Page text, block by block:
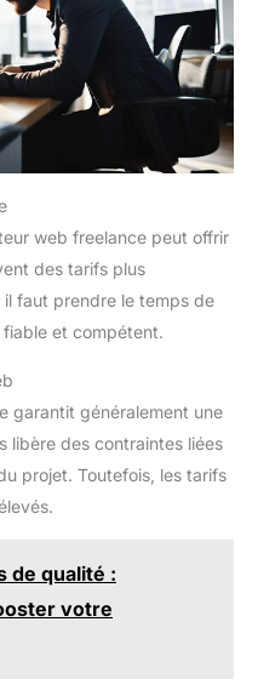
web freelance peut offrir
des tarifs plus
faut prendre le temps de
et compétent.
garantit généralement une
libère des contraintes liées
projet. Toutefois, les tarifs
de qualité :
votre